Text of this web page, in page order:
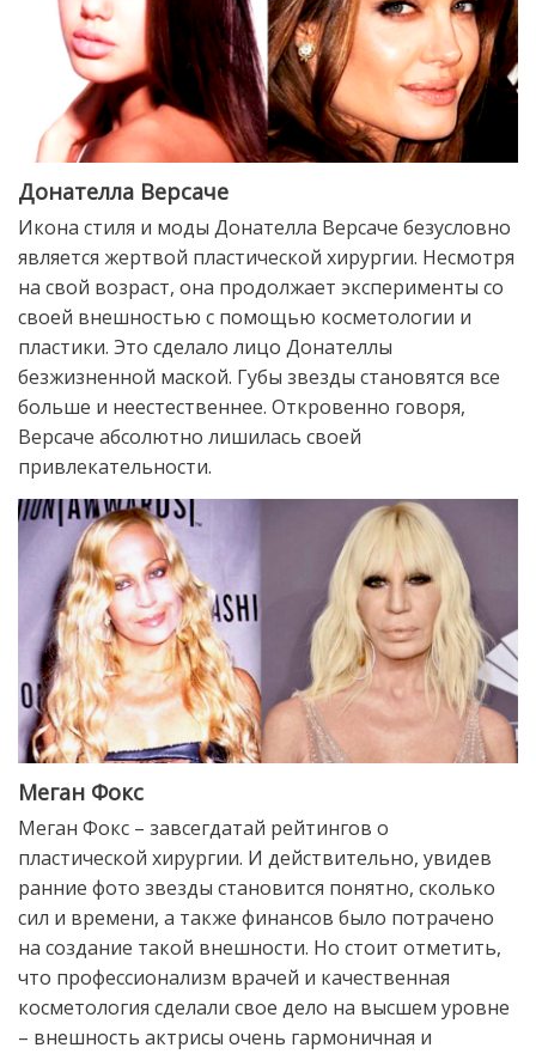
Донателла Версаче
Икона стиля и моды Донателла Версаче безусловно
является жертвой пластической хирургии. Несмотря
на свой возраст, она продолжает эксперименты со
своей внешностью с помощью косметологии и
пластики. Это сделало лицо Донателлы
безжизненной маской. Губы звезды становятся все
больше и неестественнее. Откровенно говоря,
Версаче абсолютно лишилась своей
привлекательности.
Меган Фокс
Меган Фокс – завсегдатай рейтингов о
пластической хирургии. И действительно, увидев
ранние фото звезды становится понятно, сколько
сил и времени, а также финансов было потрачено
на создание такой внешности. Но стоит отметить,
что профессионализм врачей и качественная
косметология сделали свое дело на высшем уровне
– внешность актрисы очень гармоничная и